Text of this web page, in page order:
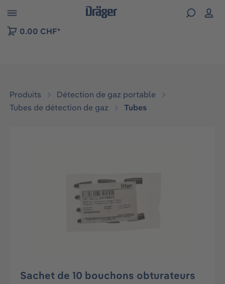
to B2B platform navigation
0.00 CHF*
Produits
Détection de gaz portable
Tubes de détection de gaz
Tubes
Sachet de 10 bouchons obturateurs